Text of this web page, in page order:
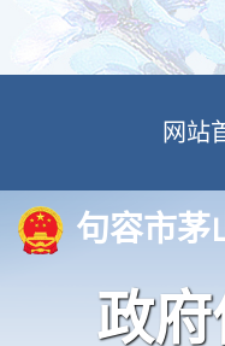
网站
句容市茅
政